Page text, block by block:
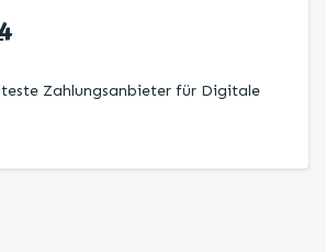
Zahlungsanbieter für Digitale